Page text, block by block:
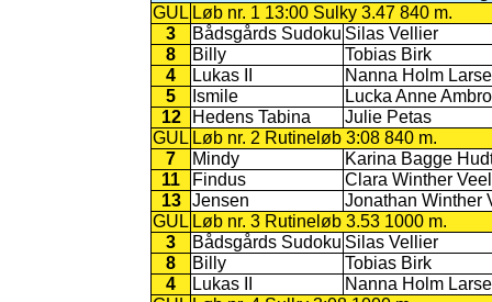
GUL Løb nr. 1 13:00 Sulky 3.47 840 m.
3
Bådsgårds Sudoku Silas Vellier
8
Billy
Tobias Birk
4
Lukas II
Nanna Holm
5
Ismile
Lucka Anne
12
Hedens Tabina
Julie Petas
GUL Løb nr. 2 Rutineløb 3:08 840 m.
7
Mindy
Karina Bagge
11
Findus
Clara Winther Veel
13
Jensen
Jonathan Winther
GUL Løb nr. 3 Rutineløb 3.53 1000 m.
3
Bådsgårds Sudoku Silas Vellier
8
Billy
Tobias Birk
4
Lukas II
Nanna Holm